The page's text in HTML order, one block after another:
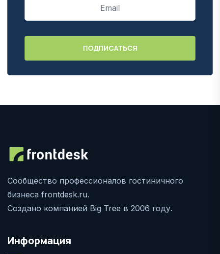
Сообщество профессионалов гостиничного
бизнеса frontdesk.ru.
Создано компанией Big Tree в 2006 году.
Информация